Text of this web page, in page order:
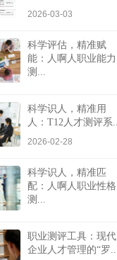
2026-03-03
科学评估，精准赋
能：人啊人职业能力
测...
科学识人，精准用
人：T12人才测评系...
2026-02-28
科学识人，精准匹
配：人啊人职业性格
测...
职业测评工具：现代
企业人才管理的“罗...